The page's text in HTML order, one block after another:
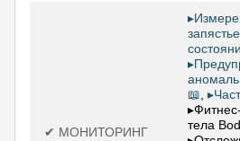
✔ МОНИТОРИНГ
📖
тела